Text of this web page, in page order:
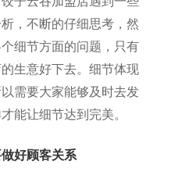
，不断的仔细思考，然
细节方面的问题，只有
生意好下去。细节体现
需要大家能够及时去发
能让细节达到完美。
好顾客关系